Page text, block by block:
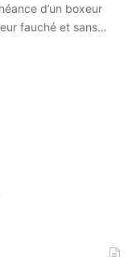
d’un boxeur
fauché et sans…